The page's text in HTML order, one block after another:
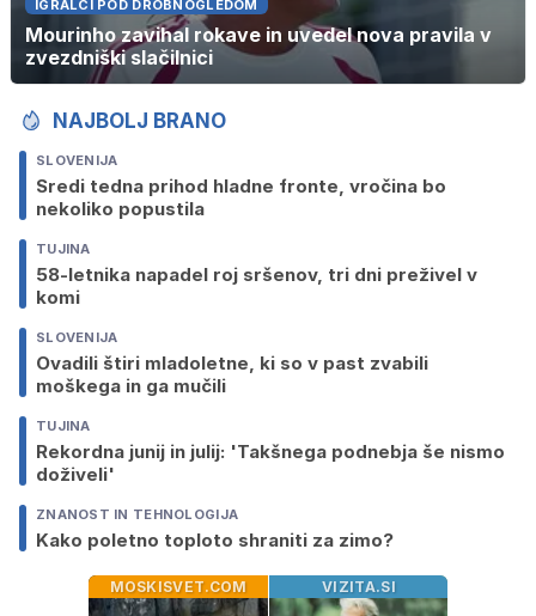
IGRALCI POD DROBNOGLEDOM
Mourinho zavihal rokave in uvedel nova pravila v
zvezdniški slačilnici
NAJBOLJ BRANO
SLOVENIJA
Sredi tedna prihod hladne fronte, vročina bo
nekoliko popustila
TUJINA
58-letnika napadel roj sršenov, tri dni preživel v
komi
SLOVENIJA
Ovadili štiri mladoletne, ki so v past zvabili
moškega in ga mučili
TUJINA
Rekordna junij in julij: 'Takšnega podnebja še nismo
doživeli'
ZNANOST IN TEHNOLOGIJA
Kako poletno toploto shraniti za zimo?
MOSKISVET.COM VIZITA.SI